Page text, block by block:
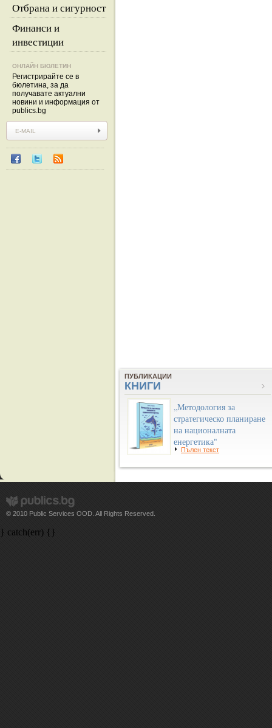
Отбрана и сигурност
Финанси и
инвестиции
ОНЛАЙН БЮЛЕТИН
Регистрирайте се в
бюлетина, за да
получавате актуални
новини и информация от
publics.bg
ПУБЛИКАЦИИ
КНИГИ
„Методология за
стратегическо планиране
на националната
енергетика"
Пълен текст
© 2010 Public Services OOD. All Rights Reserved.
} catch(err) {}